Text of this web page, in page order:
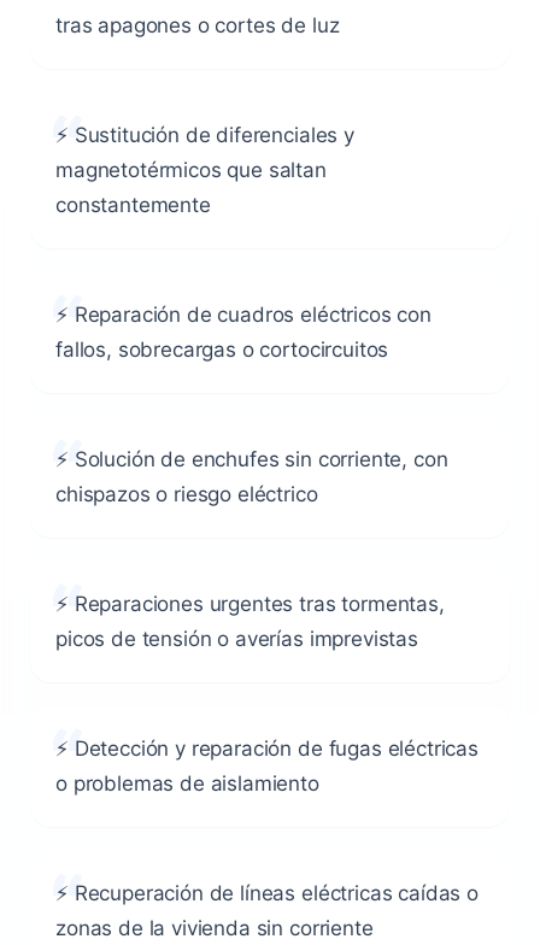
tras apagones o cortes de luz
⚡ Sustitución de diferenciales y
magnetotérmicos que saltan
constantemente
⚡ Reparación de cuadros eléctricos con
fallos, sobrecargas o cortocircuitos
⚡ Solución de enchufes sin corriente, con
chispazos o riesgo eléctrico
⚡ Reparaciones urgentes tras tormentas,
picos de tensión o averías imprevistas
⚡ Detección y reparación de fugas eléctricas
o problemas de aislamiento
⚡ Recuperación de líneas eléctricas caídas o
zonas de la vivienda sin corriente